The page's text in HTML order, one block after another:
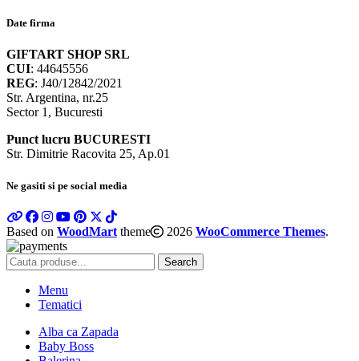
Date firma
GIFTART SHOP SRL
CUI: 44645556
REG: J40/12842/2021
Str. Argentina, nr.25
Sector 1, Bucuresti
Punct lucru BUCURESTI
Str. Dimitrie Racovita 25, Ap.01
Ne gasiti si pe social media
Based on WoodMart theme 2026 WooCommerce Themes.
Search
Menu
Tematici
Alba ca Zapada
Baby Boss